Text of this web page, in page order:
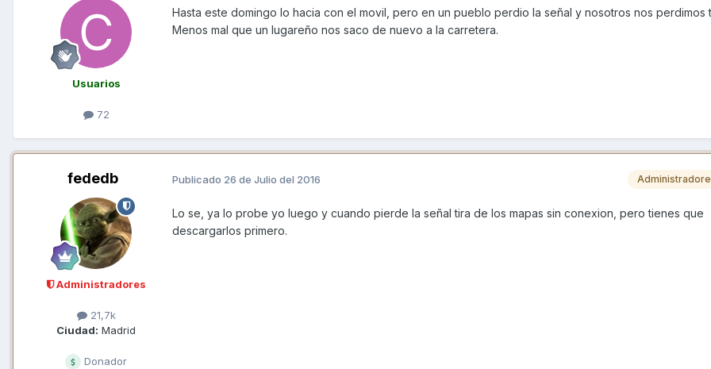
Usuarios
72
Hasta este domingo lo hacia con el movil, pero en un pueblo perdio la señal y nosotros nos perdimos
Menos mal que un lugareño nos saco de nuevo a la carretera.
fededb
Administradores
21,7k
Ciudad: Madrid
Donador
Publicado 26 de Julio del 2016
Lo se, ya lo probe yo luego y cuando pierde la señal tira de los mapas sin conexion, pero tienes que
descargarlos primero.